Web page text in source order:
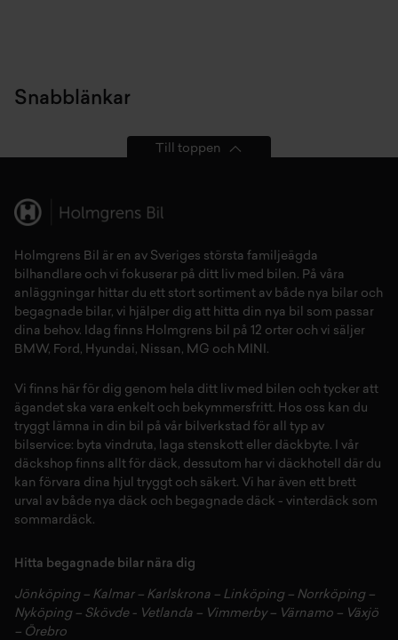
Snabblänkar
Till toppen
Holmgrens Bil är en av Sveriges största familjeägda
bilhandlare och vi fokuserar på ditt liv med bilen. På våra
anläggningar hittar du ett stort sortiment av både nya bilar och
begagnade bilar, vi hjälper dig att hitta din nya bil som passar
dina behov. Idag finns Holmgrens bil på 12 orter och vi säljer
BMW, Ford, Hyundai, Nissan , MG och MINI.
Vi finns här för dig genom hela ditt liv med bilen och tycker att
ägandet ska vara enkelt och bekymmersfritt. Hos oss kan du
tryggt lämna in din bil på vår bilverkstad för all typ av
bilservice: byta vindruta, laga stenskott eller däckbyte. I vår
däckshop finns allt för däck, dessutom har vi däckhotell där du
kan förvara dina hjul tryggt och säkert. Vi har även ett brett
urval av både nya däck och begagnade däck - vinterdäck som
sommardäck.
Hitta begagnade bilar nära dig
Jönköping– Kalmar – Karlskrona – Linköping– Norrköping–
Nyköping– Skövde- Vetlanda – Vimmerby– Värnamo – Växjö
– Örebro